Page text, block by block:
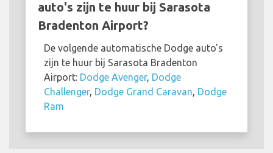
auto's zijn te huur bij Sarasota
Bradenton Airport?
De volgende automatische Dodge auto's
zijn te huur bij Sarasota Bradenton
Airport: Dodge Avenger, Dodge
Challenger, Dodge Grand Caravan, Dodge
Ram